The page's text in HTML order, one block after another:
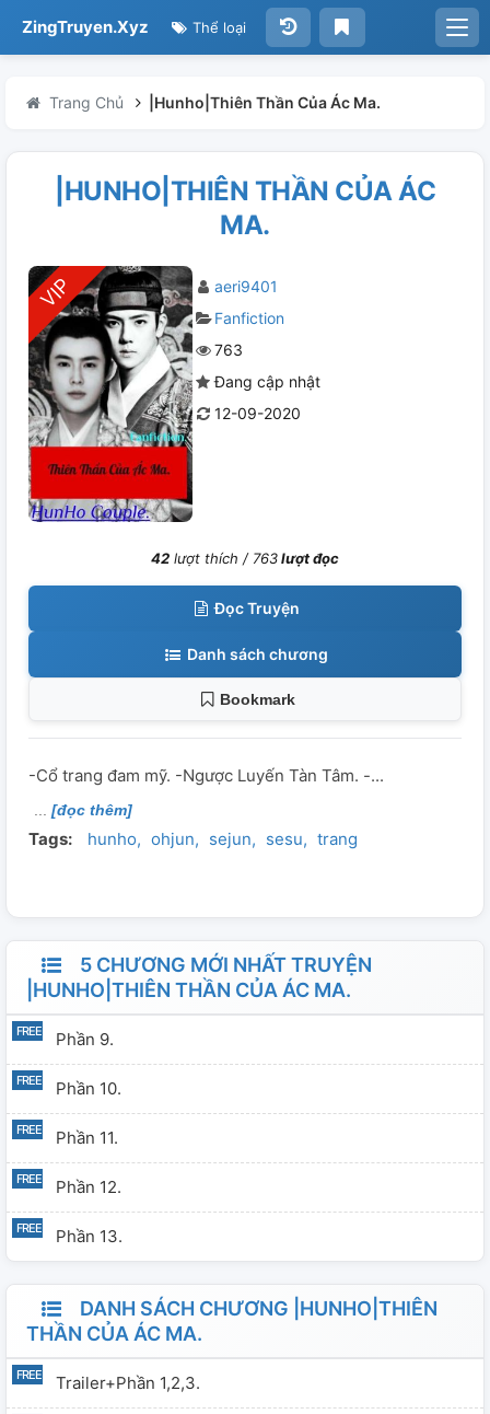
ZingTruyen.Xyz Thể loại
Trang Chủ |Hunho|Thiên Thần Của Ác Ma.
|HUNHO|THIÊN THẦN CỦA ÁC
MA.
aeri9401
Fanfiction
763
Đang cập nhật
12-09-2020
42 lượt thích / 763lượt đọc
Đọc Truyện
Danh sách chương
Bookmark
-Cổ trang đam mỹ. -Ngược Luyến Tàn Tâm. -...
[đọc thêm]
Tags: hunho ohjun sejun sesu trang
5 CHƯƠNG MỚI NHẤT TRUYỆN
|HUNHO|THIÊN THẦN CỦA ÁC MA.
Phần 9.
Phần 10.
Phần 11.
Phần 12.
Phần 13.
DANH SÁCH CHƯƠNG |HUNHO|THIÊN
THẦN CỦA ÁC MA.
Trailer+Phần 1,2,3.